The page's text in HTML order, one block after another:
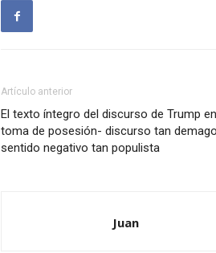
Artículo anterior
El texto íntegro del discurso de Trump
toma de posesión- discurso tan
sentido negativo tan populista
Juan